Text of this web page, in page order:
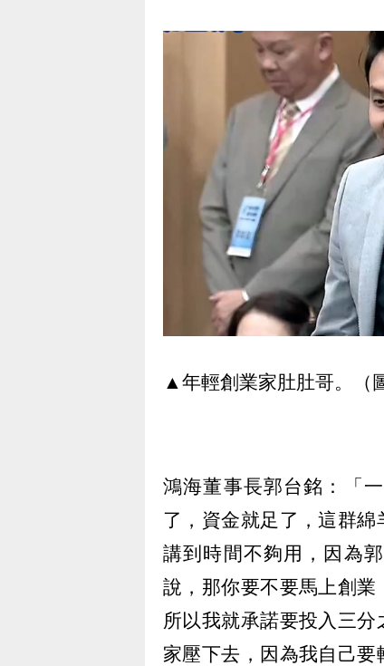
▲年輕創業家肚肚哥。（
鴻海董事長郭台銘：「
了，資金就足了，這群綿
講到時間不夠用，因為
說，那你要不要馬上創業
所以我就承諾要投入三
家壓下去，因為我自己